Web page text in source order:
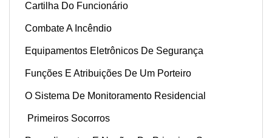
Cartilha Do Funcionário
Combate A Incêndio
Equipamentos Eletrônicos De Segurança
Funções E Atribuições De Um Porteiro
O Sistema De Monitoramento Residencial
Primeiros Socorros